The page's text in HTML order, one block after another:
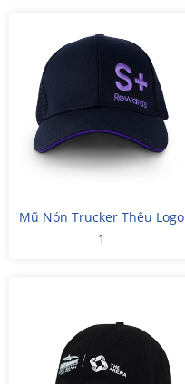
Mũ Nón Trucker Thêu Logo
1